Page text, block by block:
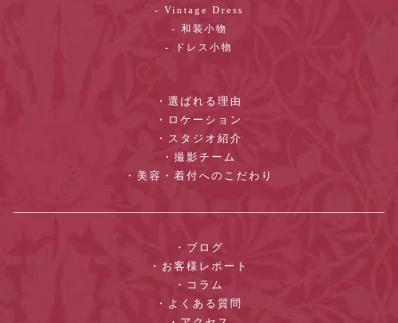
- Vintage Dress
- 和装小物
- ドレス小物
・選ばれる理由
・ロケーション
・スタジオ紹介
・撮影チーム
・美容・着付へのこだわり
・ブログ
・お客様レポート
・コラム
・よくある質問